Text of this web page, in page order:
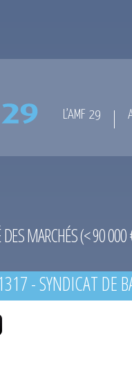
L’AMF 29
DES MARCHÉS (< 90
- SYNDICAT DE